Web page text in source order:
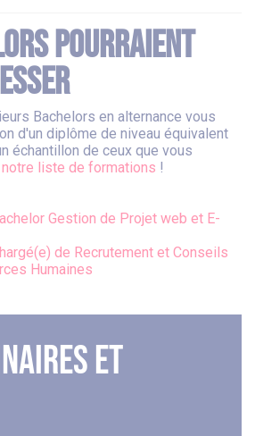
pourraient
Bachelors en alternance vous
d'un diplôme de niveau équivalent
échantillon de ceux que vous
notre liste de formations !
Gestion de Projet web et E-
de Recrutement et Conseils
Humaines
et